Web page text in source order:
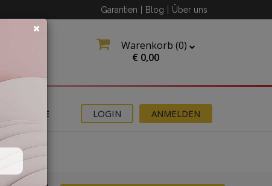
Garantien Blog Über uns
Warenkorb (0)
€ 0,00
ANGEBOTE ANMELDEN
LOGIN